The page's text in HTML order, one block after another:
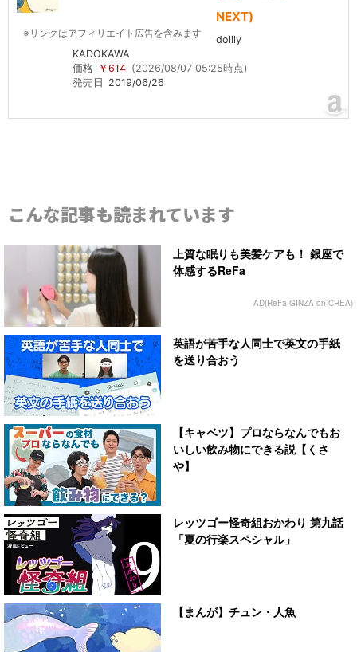
※リンクはアフィリエイト広告を含みます
NEXT)
dollly
KADOKAWA
価格 ￥614 (2026/08/07 05:25時点)
発売日 2019/06/26
こんな記事も読まれています
上質な眠りも美髪ケアも！ 銀座で
体感するReFa
AD(ReFa GINZA on CREA)
英語が苦手な人同士で英文の手紙
を送り合おう
【キャベツ】プロならなんでもお
いしい飲み物にできる説【くさ
や】
レッツゴー怪奇組おかわり 第九話
「夏の行楽スペシャル」
【まんが】チュン・人魚